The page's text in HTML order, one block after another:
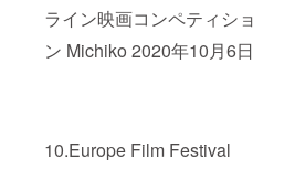
ライン映画コンペティショ
ン Michiko 2020年10月6日
10.Europe Film Festival